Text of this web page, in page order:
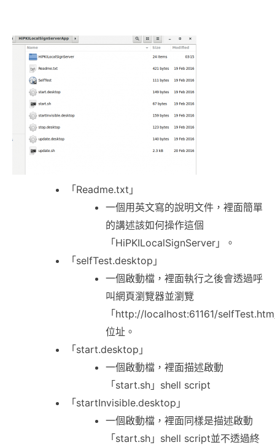
「Readme.txt」
一個用英文寫的說明文件，裡面簡單
的講述該如何操作這個
「HiPKILocalSignServer」。
「selfTest.desktop」
一個啟動檔，裡面執行之後會透過呼
叫網頁瀏覽器並瀏覽
「http://localhost:61161/
位址。
「start.desktop」
一個啟動檔，裡面描述啟動
「start.sh」shell script
「startInvisible.desktop」
一個啟動檔，裡面同樣是描述啟動
「start.sh」shell script並不透過終